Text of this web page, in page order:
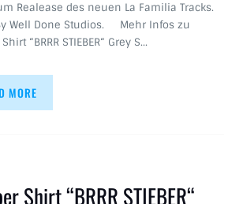
Realease des neuen La Familia Tracks.
Well Done Studios. Mehr Infos zu
“BRRR STIEBER“ Grey S…
MORE
Shirt “BRRR STIEBER“